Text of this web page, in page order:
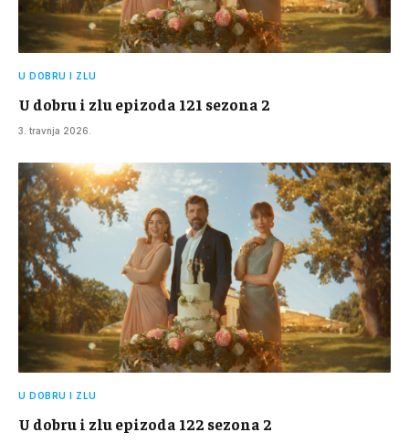
U DOBRU I ZLU
U dobru i zlu epizoda 121 sezona 2
3. travnja 2026.
U DOBRU I ZLU
U dobru i zlu epizoda 122 sezona 2